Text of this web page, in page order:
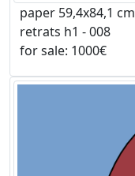
paper 59,4x84,1 cm
retrats h1 - 008
for sale: 1000€